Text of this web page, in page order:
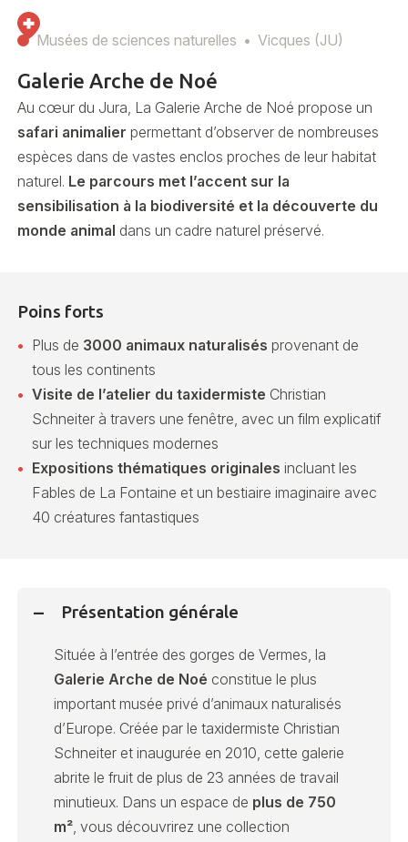
Musées de sciences naturelles Vicques (JU)
Galerie Arche de Noé
Au cœur du Jura, La Galerie Arche de Noé propose un
safari animalier permettant d’observer de nombreuses
espèces dans de vastes enclos proches de leur habitat
naturel. Le parcours met l’accent sur la
sensibilisation à la biodiversité et la découverte du
monde animal dans un cadre naturel préservé.
Poins forts
Plus de 3000 animaux naturalisés provenant de
tous les continents
Visite de l’atelier du taxidermiste Christian
Schneiter à travers une fenêtre, avec un film explicatif
sur les techniques modernes
Expositions thématiques originales incluant les
Fables de La Fontaine et un bestiaire imaginaire avec
40 créatures fantastiques
Présentation générale
Située à l’entrée des gorges de Vermes, la
Galerie Arche de Noé constitue le plus
important musée privé d’animaux naturalisés
d’Europe. Créée par le taxidermiste Christian
Schneiter et inaugurée en 2010, cette galerie
abrite le fruit de plus de 23 années de travail
minutieux. Dans un espace de plus de 750
m², vous découvrirez une collection